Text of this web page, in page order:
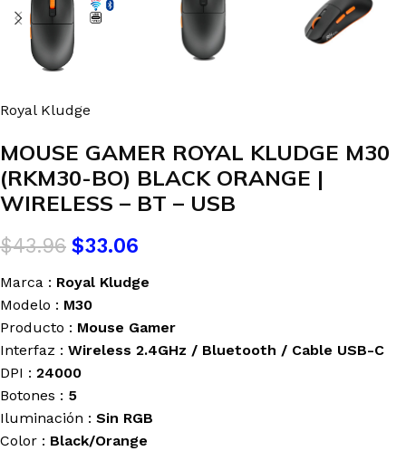
Royal Kludge
MOUSE GAMER ROYAL KLUDGE M30
(RKM30-BO) BLACK ORANGE |
WIRELESS – BT – USB
$43.96 $33.06
Marca : Royal Kludge
Modelo : M30
Producto : Mouse Gamer
Interfaz : Wireless 2.4GHz / Bluetooth / Cable USB-C
DPI : 24000
Botones : 5
Iluminación : Sin RGB
Color : Black/Orange